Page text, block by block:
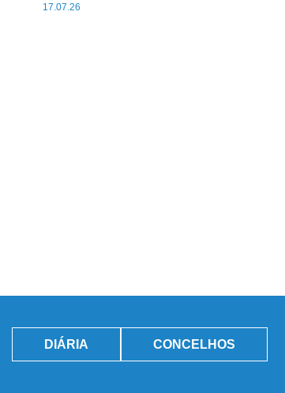
17.07.26
DIÁRIA CONCELHOS